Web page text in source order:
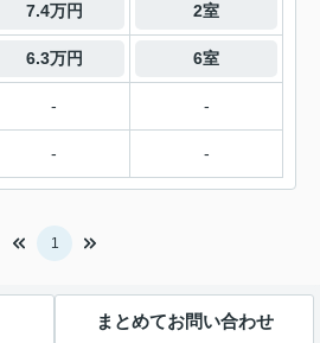
7.4万円 2室
6.3万円 6室
- -
- -
1
まとめてお問い合わせ